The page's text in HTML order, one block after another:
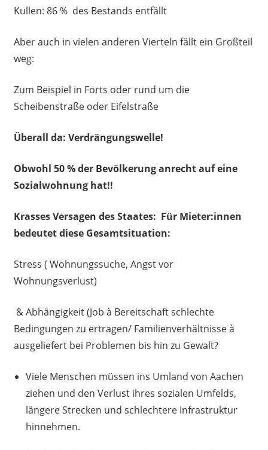
Kullen: 86 % des Bestands entfällt
Aber auch in vielen anderen Vierteln fällt ein Großteil
weg:
Zum Beispiel in Forts oder rund um die
Scheibenstraße oder Eifelstraße
Überall da: Verdrängungswelle!
Obwohl 50 % der Bevölkerung anrecht auf eine
Sozialwohnung hat!!
Krasses Versagen des Staates: Für Mieter:innen
bedeutet diese Gesamtsituation:
Stress ( Wohnungssuche, Angst vor
Wohnungsverlust)
& Abhängigkeit (Job à Bereitschaft schlechte
Bedingungen zu ertragen/ Familienverhältnisse à
ausgeliefert bei Problemen bis hin zu Gewalt?
Viele Menschen müssen ins Umland von Aachen
ziehen und den Verlust ihres sozialen Umfelds,
längere Strecken und schlechtere Infrastruktur
hinnehmen.